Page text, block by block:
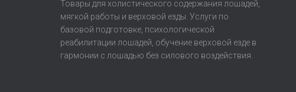
Товары для холистического содержания лошадей,
мягкой работы и верховой езды. Услуги по
базовой подготовке, психологической
реабилитации лошадей, обучение верховой езде в
гармонии с лошадью без силового воздействия.